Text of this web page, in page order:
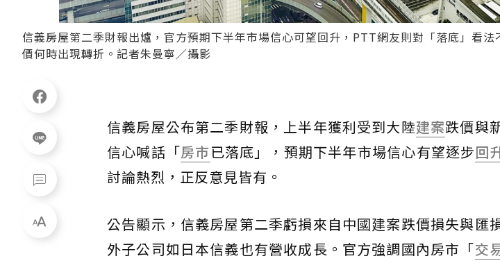
信義房屋第二季財報出爐，官方預期下半年市場信心可望回升，PTT網友則對「落底」看
價何時出現轉折。記者朱曼寧／攝影
信義房屋公布第二季財報，上半年獲利受到大陸建案跌價與
信心喊話「房市已落底」，預期下半年市場信心有望逐步回
討論熱烈，正反意見皆有。
公告顯示，信義房屋第二季虧損來自中國建案跌價損失與匯
外子公司如日本信義也有營收成長。官方強調國內房市「交